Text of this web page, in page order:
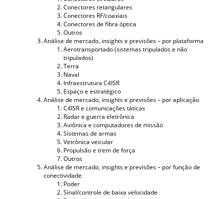
Conectores retangulares
Conectores RF/coaxiais
Conectores de fibra óptica
Outros
Análise de mercado, insights e previsões – por plataforma
Aerotransportado (sistemas tripulados e não
tripulados)
Terra
Naval
Infraestrutura C4ISR
Espaço e estratégico
Análise de mercado, insights e previsões – por aplicação
C4ISR e comunicações táticas
Radar e guerra eletrônica
Aviônica e computadores de missão
Sistemas de armas
Vetrônica veicular
Propulsão e trem de força
Outros
Análise de mercado, insights e previsões – por função de
conectividade
Poder
Sinal/controle de baixa velocidade